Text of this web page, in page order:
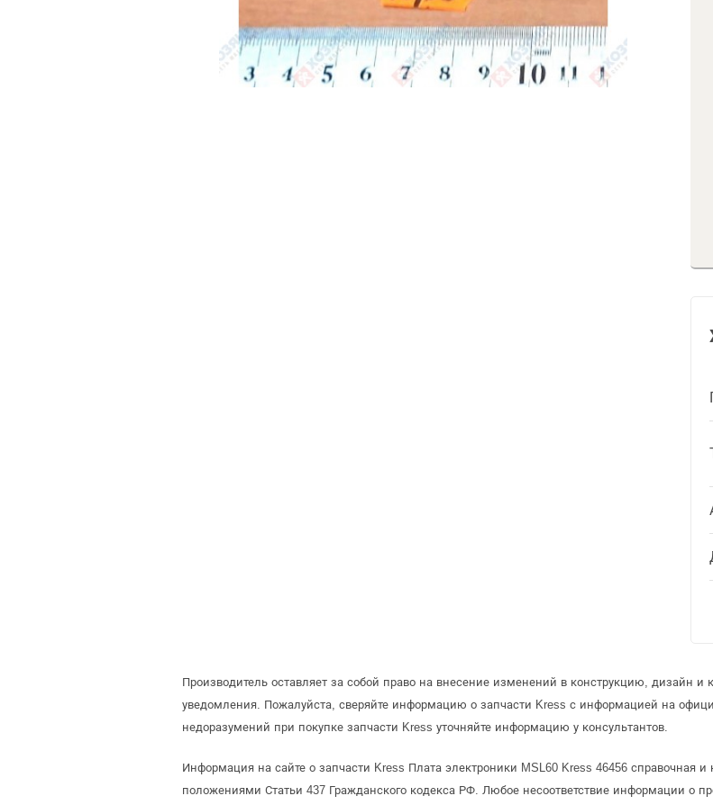
Производитель оставляет за собой право на внесение изменений в конструкцию, дизайн и
уведомления. Пожалуйста, сверяйте информацию о запчасти Kress с информацией на
недоразумений при покупке запчасти Kress уточняйте информацию у консультантов.
Информация на сайте о запчасти Kress Плата электроники MSL60 Kress 46456 справочная
положениями Статьи 437 Гражданского кодекса РФ. Любое несоответствие информации о